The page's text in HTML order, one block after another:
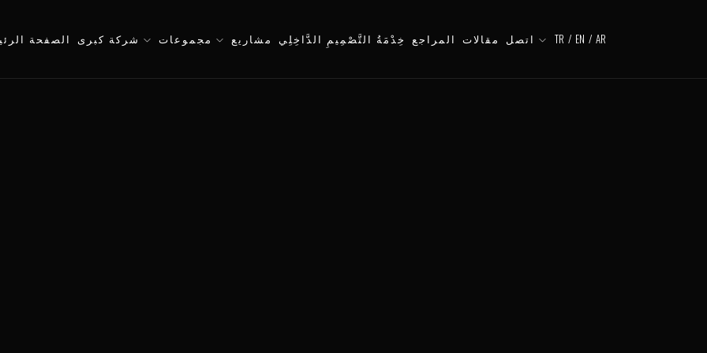
الصفحة مشاريع خِدْمَةُ التَّصْمِيمِ الدَّاخِلِي المراجع مقالات TR / EN / AR